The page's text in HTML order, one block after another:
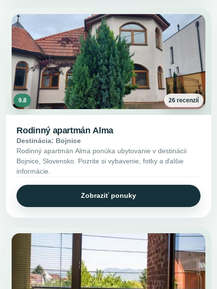
9.8 26 recenzií
Rodinný apartmán Alma
Destinácia: Bojnice
Rodinný apartmán Alma ponúka ubytovanie v destinácii
Bojnice, Slovensko. Pozrite si vybavenie, fotky a ďalšie
informácie.
Zobraziť ponuky